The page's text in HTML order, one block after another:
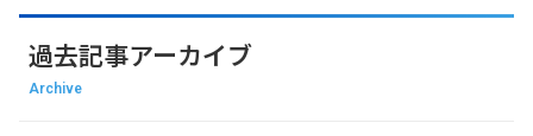
過去記事アーカイブ
Archive